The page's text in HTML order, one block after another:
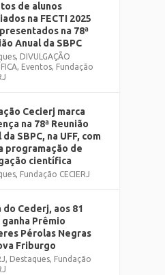
de alunos
na FECTI 2025
na 78ª
Anual da SBPC
, DIVULGAÇÃO
, Eventos, Fundação
Cecierj marca
na 78ª Reunião
da SBPC, na UFF, com
programação de
científica
, Fundação CECIERJ
do Cederj, aos 81
ganha Prêmio
Pérolas Negras
Friburgo
, Destaques, Fundação